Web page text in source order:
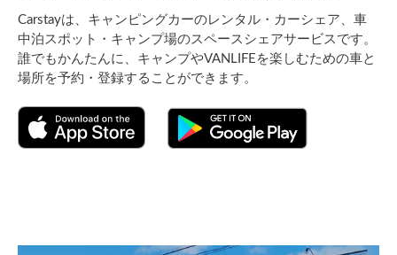
Carstayは、キャンピングカーのレンタル・カーシェア、車
中泊スポット・キャンプ場のスペースシェアサービスです。
誰でもかんたんに、キャンプやVANLIFEを楽しむための車と
場所を予約・登録することができます。